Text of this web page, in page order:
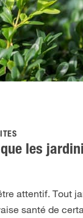
les
attentif. Tout
santé de